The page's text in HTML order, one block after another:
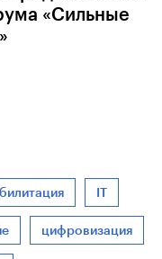
«Сильные
IT
цифровизация